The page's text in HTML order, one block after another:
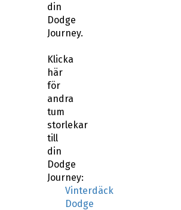
din
Dodge
Journey.
Klicka
här
för
andra
tum
storlekar
till
din
Dodge
Journey:
Vinterdäck
Dodge